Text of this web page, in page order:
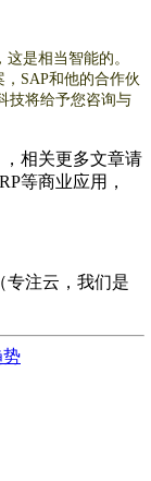
是相当智能的。
SAP和他的合作伙
技将给予您咨询与
相关更多文章请
等商业应用，
专注云，我们是
势